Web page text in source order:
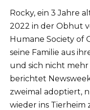
Rocky, ein 3 Jahre
2022 in der Obhut
Humane Society of
seine Familie aus
und sich nicht
berichtet
zweimal adoptiert,
wieder ins